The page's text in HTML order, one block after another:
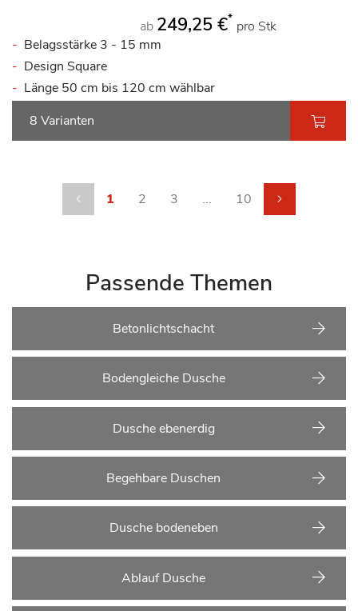
ab 249,25 €* pro Stk
Belagsstärke 3 - 15 mm
Design Square
Länge 50 cm bis 120 cm wählbar
8 Varianten
Seite
ZurückSie lesen gerade die Seite
1 Seite
2 Seite
3 ... Seite
10
Passende Themen
Betonlichtschacht
Bodengleiche Dusche
Dusche ebenerdig
Begehbare Duschen
Dusche bodeneben
Ablauf Dusche